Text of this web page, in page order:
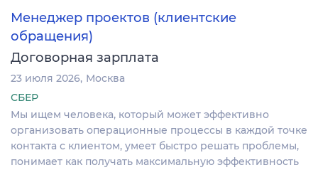
Менеджер проектов (клиентские
обращения)
Договорная зарплата
23 июля 2026 Москва
СБЕР
Мы ищем человека, который может эффективно
организовать операционные процессы в каждой точке
контакта с клиентом, умеет быстро решать проблемы,
понимает как получать максимальную эффективность